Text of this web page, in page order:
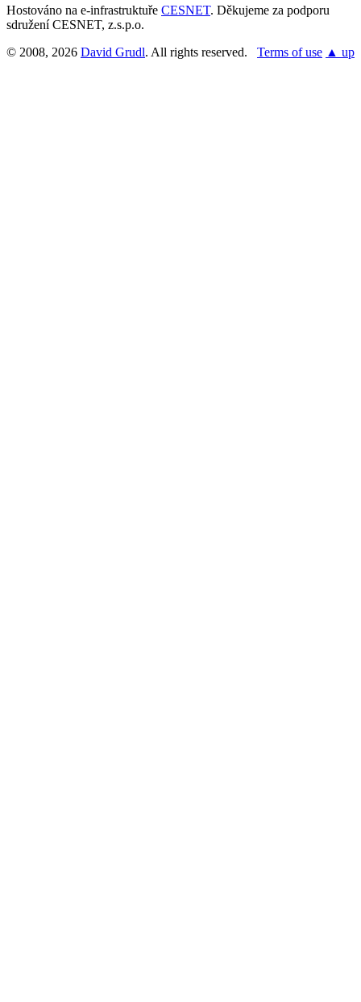
Nahlásit problém s touto stránkou na GitHubu
Hostováno na e-infrastruktuře CESNET. Děkujeme za podporu
sdružení CESNET, z.s.p.o.
© 2008, 2026 David Grudl. All rights reserved. Terms of use ▲ up